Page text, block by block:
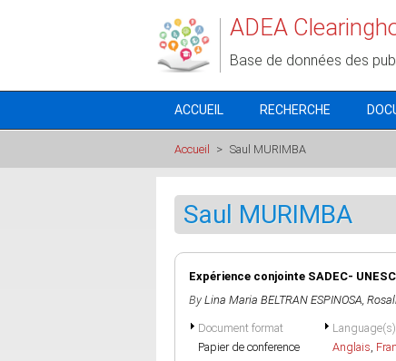
ADEA
Base de données des
ACCUEIL RECHERCHE
Accueil > Saul MURIMBA
Saul MURIMBA
Expérience conjointe SADEC-
By Lina Maria BELTRAN ESPINOSA,
Document format
Papier de conference
Language(s)
Anglais,